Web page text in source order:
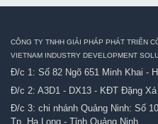
CÔNG TY TNHH GIẢI PHÁP PHÁT TRIỂN
VIETNAM INDUSTRY DEVELOPMENT
Đ/c 1: Số 82 Ngõ 651 Minh Khai -
Đ/c 2: A3D1 - DX13 - KĐT Đặng Xá
Đ/c 3: chi nhánh Quảng Ninh: Số
Tp. Hạ Long - Tỉnh Quảng Ninh